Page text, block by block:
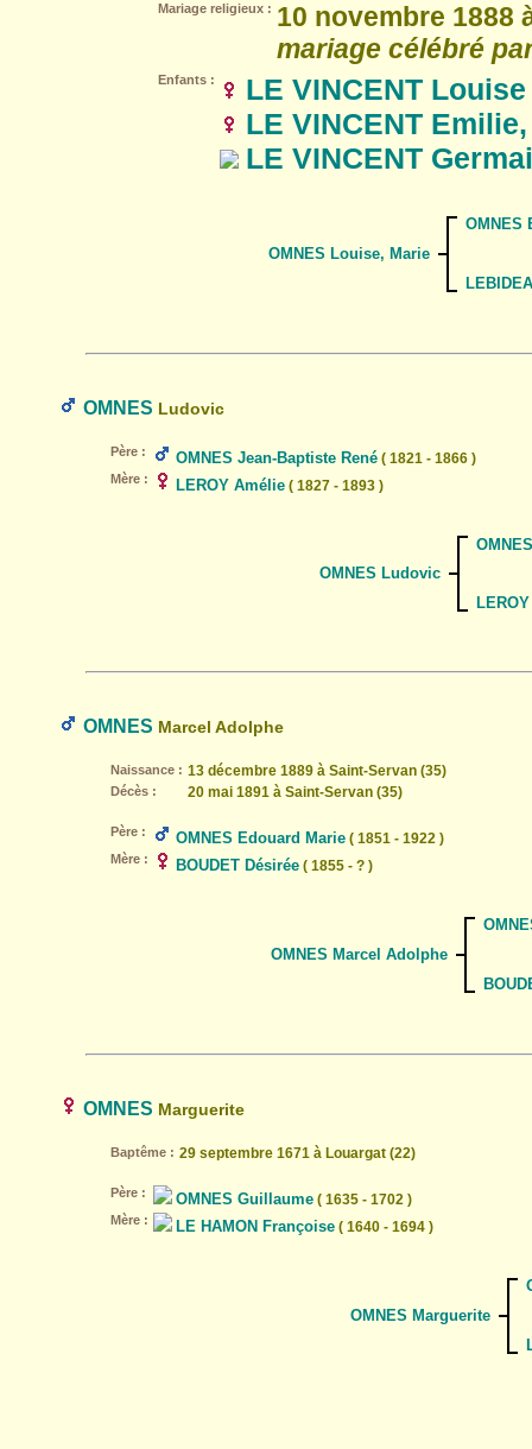
Mariage religieux : 10 novembre 1888
mariage célébré
Enfants :
LE VINCENT
LE VINCENT
LE VINCENT
OMNES Louise, Marie
OMNES
OMNES Ludovic
Père : OMNES Jean-Baptiste René ( 1821 - 1866 )
Mère : LEROY Amélie ( 1827 - 1893 )
OMNES Ludovic
OMNES Marcel Adolphe
Naissance : 13 décembre 1889 à Saint-Servan (35)
Décès : 20 mai 1891 à Saint-Servan (35)
Père : OMNES Edouard Marie ( 1851 - 1922 )
Mère : BOUDET Désirée ( 1855 - ? )
OMNES Marcel Adolphe
OMNES Marguerite
Baptême : 29 septembre 1671 à Louargat (22)
Père : OMNES Guillaume ( 1635 - 1702 )
Mère : LE HAMON Françoise ( 1640 - 1694 )
OMNES Marguerite